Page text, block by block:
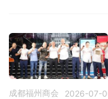
成都福州商会 2026-07-